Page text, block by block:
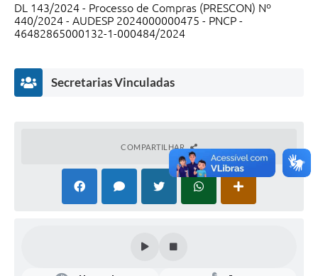
DL 143/2024 - Processo de Compras (PRESCON) Nº
440/2024 - AUDESP 2024000000475 - PNCP -
46482865000132-1-000484/2024
Secretarias Vinculadas
COMPARTILHAR